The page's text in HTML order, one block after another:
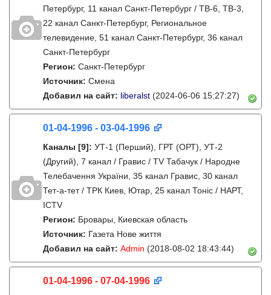
Петербург, 11 канал Санкт-Петербург / ТВ-6, ТВ-3,
22 канал Санкт-Петербург, Региональное
телевидение, 51 канал Санкт-Петербург, 36 канал
Санкт-Петербург
Регион: Санкт-Петербург
Источник: Смена
Добавил на сайт: liberalst (2024-06-06 15:27:27)
01-04-1996 - 03-04-1996
Каналы [9]: УТ-1 (Перший), ГРТ (ОРТ), УТ-2
(Другий), 7 канал / Гравис / TV Табачук / Народне
Телебачення України, 35 канал Гравис, 30 канал
Тет-а-тет / ТРК Киев, Ютар, 25 канал Тонiс / НАРТ,
ICTV
Регион: Бровары, Киевская область
Источник: Газета Нове життя
Добавил на сайт: Admin (2018-08-02 18:43:44)
01-04-1996 - 07-04-1996